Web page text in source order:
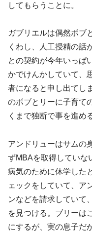
してもらうことに。
ガブリエルは偶然ボブ
くわし、人工授精の話
との契約が今年いっぱ
かでけんかしていて、
者になると申し出てし
のボブとリーに子育て
くまで独断で事を進め
アンドリューはサムの
ずMBAを取得していな
病気のために休学した
ェックをしていて、ア
ンなどを請求していて
を見つける。ブリーは
にするが、実の息子だ